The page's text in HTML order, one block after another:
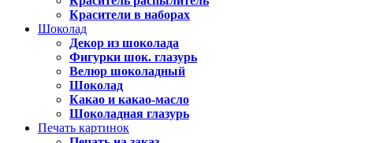
Красители в наборах
Шоколад
Декор из шоколада
Фигурки шок. глазурь
Велюр шоколадный
Шоколад
Какао и какао-масло
Шоколадная глазурь
Печать картинок